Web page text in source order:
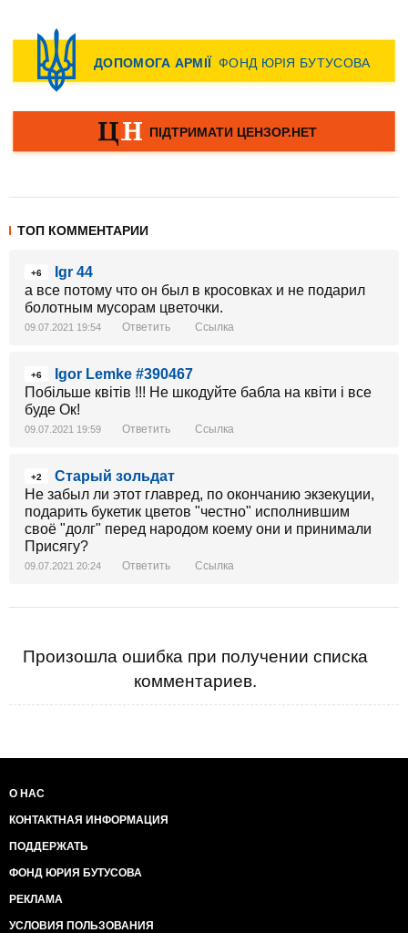
ТОП КОММЕНТАРИИ
+6
Igr 44
а все потому что он был в кросовках и не подарил
болотным мусорам цветочки.
09.07.2021 19:54 Ответить Ссылка
+6
Igor Lemke #390467
Побільше квітів !!! Не шкодуйте бабла на квіти і все
буде Ок!
09.07.2021 19:59 Ответить Ссылка
+2
Старый зольдат
Не забыл ли этот главред, по окончанию экзекуции,
подарить букетик цветов "честно" исполнившим
своё "долг" перед народом коему они и принимали
Присягу?
09.07.2021 20:24 Ответить Ссылка
Произошла ошибка при получении списка
комментариев.
О НАС
КОНТАКТНАЯ ИНФОРМАЦИЯ
ПОДДЕРЖАТЬ
ФОНД ЮРИЯ БУТУСОВА
РЕКЛАМА
УСЛОВИЯ ПОЛЬЗОВАНИЯ